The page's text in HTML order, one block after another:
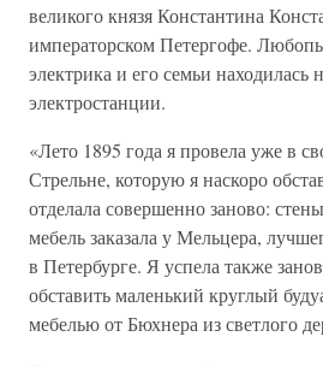
великого князя Константина
императорском Петергофе.
электрика и его семьи находилась
электростанции.
«Лето 1895 года я провела уже в
Стрельне, которую я наскоро
отделала совершенно заново:
мебель заказала у Мельцера,
в Петербурге. Я успела также
обставить маленький круглый
мебелью от Бюхнера из светлого